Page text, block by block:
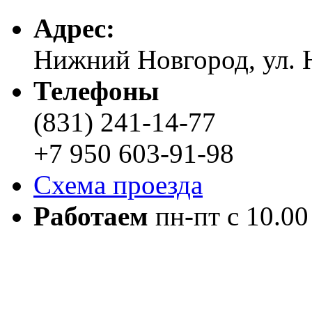
Адреc:
Нижний Новгород, ул.
Телефоны
(831) 241-14-77
+7 950 603-91-98
Схема проезда
Работаем пн-пт с